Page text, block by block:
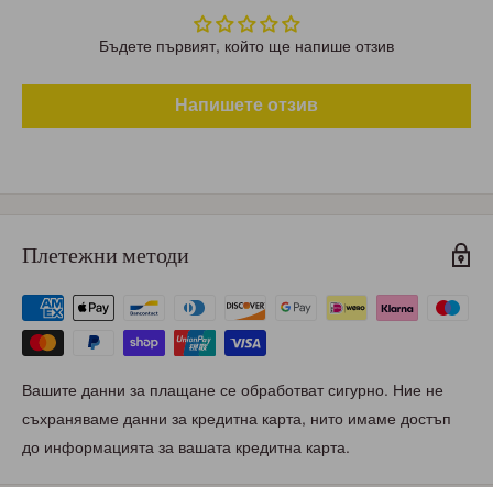
Бъдете първият, който ще напише отзив
Напишете отзив
Плетежни методи
Вашите данни за плащане се обработват сигурно. Ние не
съхраняваме данни за кредитна карта, нито имаме достъп
до информацията за вашата кредитна карта.